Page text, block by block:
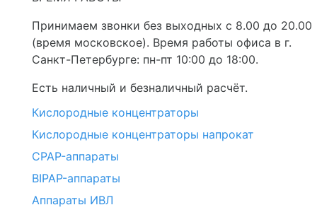
Принимаем звонки без выходных с 8.00 до 20.00
(время московское). Время работы офиса в г.
Санкт-Петербурге: пн-пт 10:00 до 18:00.
Есть наличный и безналичный расчёт.
Кислородные концентраторы
Кислородные концентраторы напрокат
CPAP-аппараты
BIPAP-аппараты
Аппараты ИВЛ